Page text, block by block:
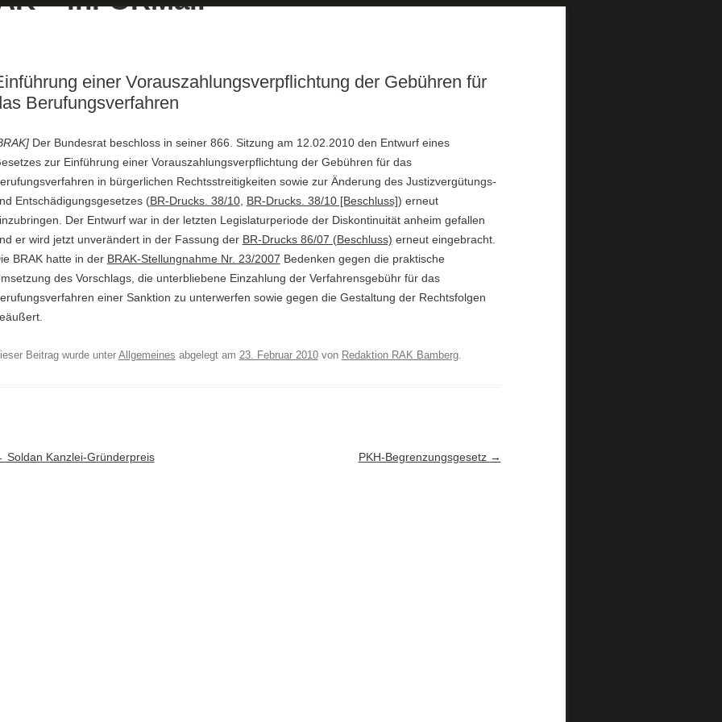
einer Vorauszahlungsverpflichtung der Gebühren für
Berufungsverfahren
Der Bundesrat beschloss in seiner 866. Sitzung am 12.02.2010 den Entwurf eines
zur Einführung einer Vorauszahlungsverpflichtung der Gebühren für das
in bürgerlichen Rechtsstreitigkeiten sowie zur Änderung des Justizvergütungs-
Entschädigungsgesetzes (BR-Drucks. 38/10, BR-Drucks. 38/10 [Beschluss]) erneut
Der Entwurf war in der letzten Legislaturperiode der Diskontinuität anheim gefallen
er wird jetzt unverändert in der Fassung der BR-Drucks 86/07 (Beschluss) erneut eingebracht.
BRAK hatte in der BRAK-Stellungnahme Nr. 23/2007 Bedenken gegen die praktische
des Vorschlags, die unterbliebene Einzahlung der Verfahrensgebühr für das
einer Sanktion zu unterwerfen sowie gegen die Gestaltung der Rechtsfolgen
Beitrag wurde unterAllgemeines abgelegt am 23. Februar 2010von Redaktion RAK Bamberg.
Navigation
Soldan Kanzlei-Gründerpreis PKH-Begrenzungsgesetz →